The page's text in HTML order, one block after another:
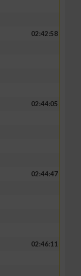
02:42:58
02:44:05
02:44:47
02:46:11